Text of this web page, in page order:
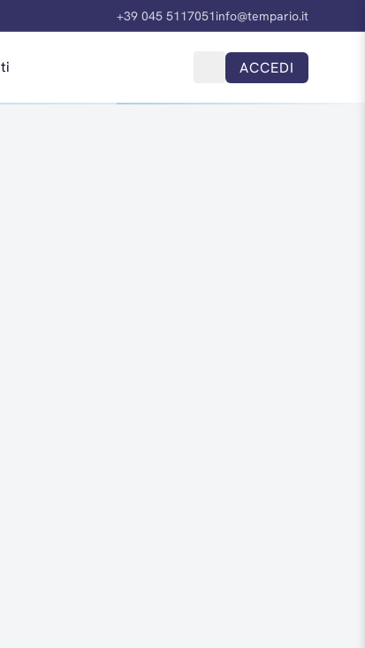
+39 045 5117051info@tempario.it
ACCEDI